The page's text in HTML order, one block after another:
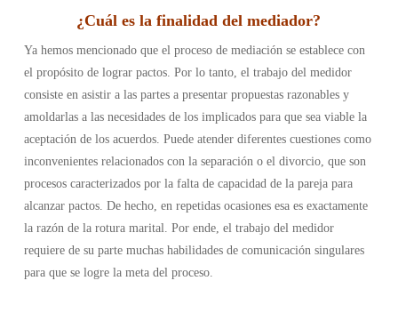
¿Cuál es la finalidad del mediador?
Ya hemos mencionado que el proceso de mediación se establece con
el propósito de lograr pactos. Por lo tanto, el trabajo del medidor
consiste en asistir a las partes a presentar propuestas razonables y
amoldarlas a las necesidades de los implicados para que sea viable la
aceptación de los acuerdos. Puede atender diferentes cuestiones como
inconvenientes relacionados con la separación o el divorcio, que son
procesos caracterizados por la falta de capacidad de la pareja para
alcanzar pactos. De hecho, en repetidas ocasiones esa es exactamente
la razón de la rotura marital. Por ende, el trabajo del medidor
requiere de su parte muchas habilidades de comunicación singulares
para que se logre la meta del proceso.